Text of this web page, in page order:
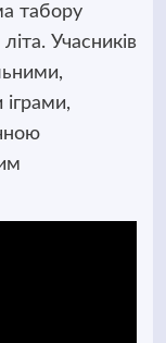
табору
Учасників